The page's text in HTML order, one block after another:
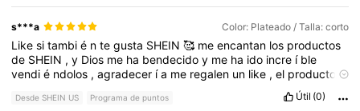
s***a Color: Plateado / Talla: corto
Likesitambié ntegusta SHEIN🥰 meencantan los productos
de SHEIN ,y Dios me ha bendecidoy me ha ido incre í ble
vendié ndolos ,agradecer ía me regalen un like ,el productoa
sobre
producto,bendicionesatodos
Desde SHEIN US Programa de puntos Útil (0)